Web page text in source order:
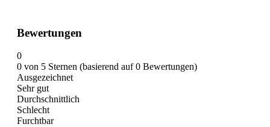
Bewertungen
0
0 von 5 Sternen (basierend auf 0 Bewertungen)
Ausgezeichnet
Sehr gut
Durchschnittlich
Schlecht
Furchtbar